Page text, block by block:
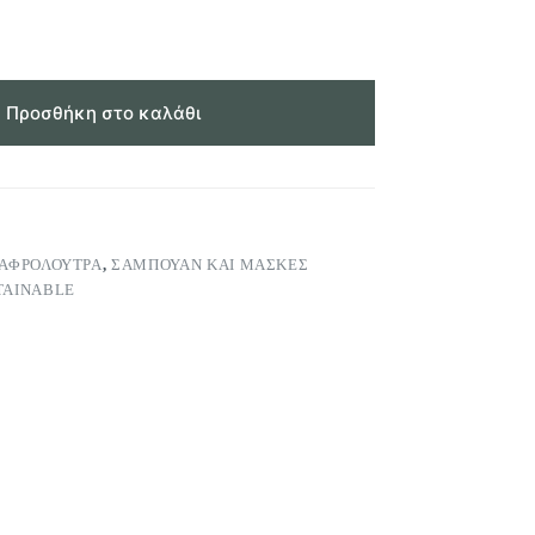
Προσθήκη στο καλάθι
,ΣΑΜΠΟΥΆΝ ΚΑΙ ΜΆΣΚΕΣ